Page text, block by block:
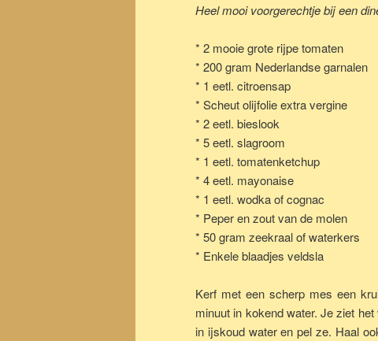
primaire
inhoud
secundaire
inhoud
Heel mooi voorgerechtje bij een
* 2 mooie grote rijpe tomaten
* 200 gram Nederlandse garnalen
* 1 eetl. citroensap
* Scheut olijfolie extra vergine
* 2 eetl. bieslook
* 5 eetl. slagroom
* 1 eetl. tomatenketchup
* 4 eetl. mayonaise
* 1 eetl. wodka of cognac
* Peper en zout van de molen
* 50 gram zeekraal of waterkers
* Enkele blaadjes veldsla
Kerf met een scherp mes een
minuut in kokend water. Je ziet
in ijskoud water en pel ze. Haal